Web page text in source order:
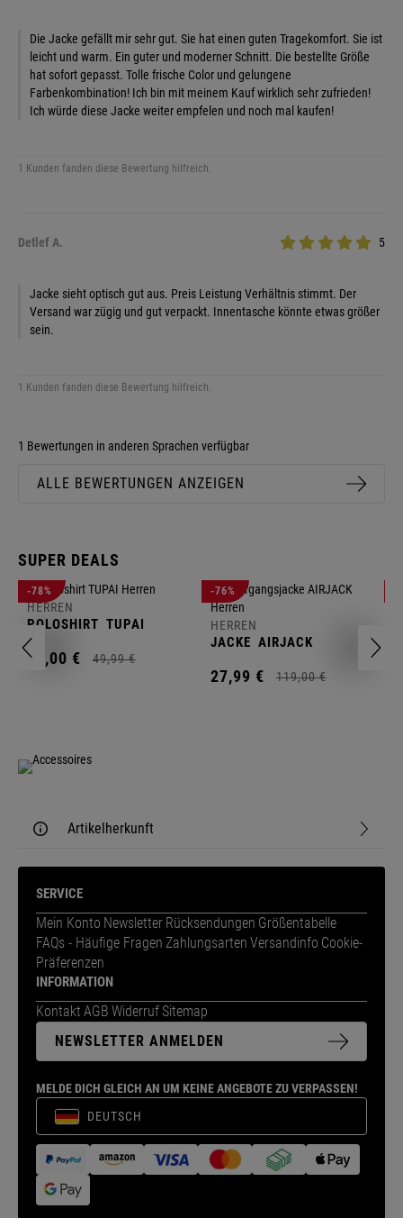
Die Jacke gefällt mir sehr gut. Sie hat einen guten Tragekomfort. Sie ist
leicht und warm. Ein guter und moderner Schnitt. Die bestellte Größe
hat sofort gepasst. Tolle frische Color und gelungene
Farbenkombination! Ich bin mit meinem Kauf wirklich sehr zufrieden!
Ich würde diese Jacke weiter empfelen und noch mal kaufen!
1 Kunden fanden diese Bewertung hilfreich.
Detlef A. 5
Jacke sieht optisch gut aus. Preis Leistung Verhältnis stimmt. Der
Versand war zügig und gut verpackt. Innentasche könnte etwas größer
sein.
1 Kunden fanden diese Bewertung hilfreich.
1 Bewertungen in anderen Sprachen verfügbar
ALLE BEWERTUNGEN ANZEIGEN
SUPER DEALS
-78%
HERREN
POLOSHIRT TUPAI
11,00 € 49,99 €
-76%
HERREN
JACKE AIRJACK
27,99 € 119,00 €
Artikelherkunft
SERVICE
Mein Konto Newsletter Rücksendungen Größentabelle
FAQs - Häufige Fragen Zahlungsarten Versandinfo Cookie-
Präferenzen
INFORMATION
Kontakt AGB Widerruf Sitemap
NEWSLETTER ANMELDEN
MELDE DICH GLEICH AN UM KEINE ANGEBOTE ZU VERPASSEN!
DEUTSCH